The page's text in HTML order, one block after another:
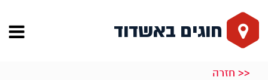
חוגים באשדוד
<< חזרה